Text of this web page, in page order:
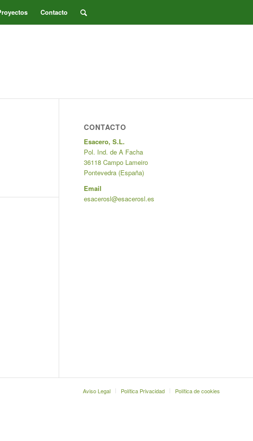
Contacto
CONTACTO
Esacero, S.L.
Pol. Ind. de A Facha
36118 Campo Lameiro
Pontevedra (España)
Email
esacerosl@esacerosl.es
Aviso Legal Política Privacidad Política de cookies